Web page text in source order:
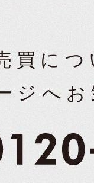
買に
ジへ